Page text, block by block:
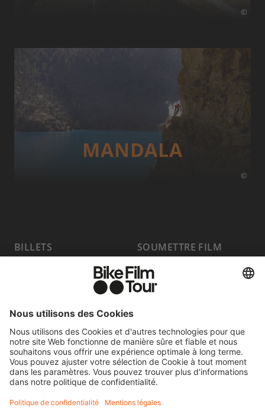
©
©
MANDALA
BILLETS
DEVENIR
PARTENAIRE
SOUMETTRE FILM
FAQ
MEDIA HUB
CONTACT
SE RÉTRACTER